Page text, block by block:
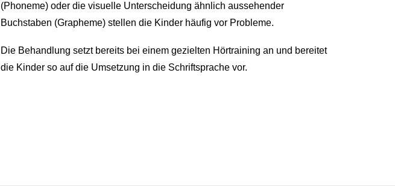
(Phoneme) oder die visuelle Unterscheidung ähnlich aussehender
Buchstaben (Grapheme) stellen die Kinder häufig vor Probleme.
Die Behandlung setzt bereits bei einem gezielten Hörtraining an und bereitet
die Kinder so auf die Umsetzung in die Schriftsprache vor.